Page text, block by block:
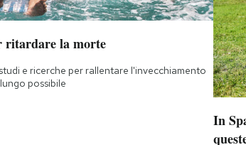
ritardare la morte
e ricerche per rallentare l'invecchiamento
possibile
In